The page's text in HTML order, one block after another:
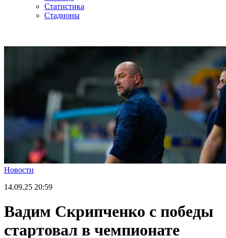
Статистика
Стадионы
Новости
14.09.25 20:59
Вадим Скрипченко с победы
стартовал в чемпионате